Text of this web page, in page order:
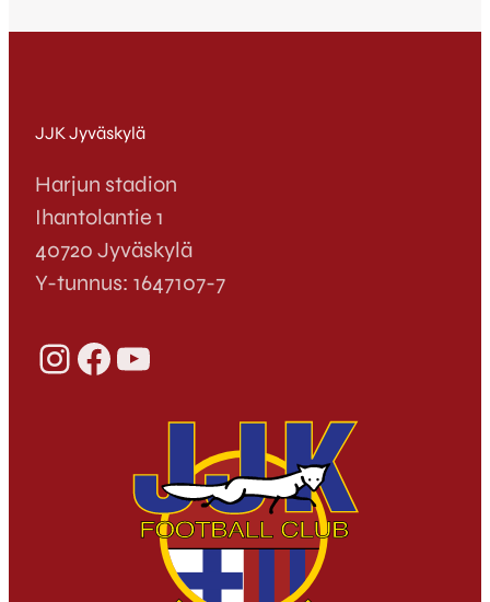
JJK Jyväskylä
Harjun stadion
Ihantolantie 1
40720 Jyväskylä
Y-tunnus: 1647107-7
InstagramFacebook YouTube